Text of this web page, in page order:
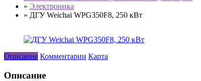
» Электроника
» ДГУ Weichai WPG350F8, 250 кВт
Описание Комментарии Карта
Описание